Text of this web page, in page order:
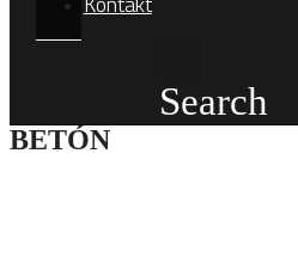
Search
BETÓN